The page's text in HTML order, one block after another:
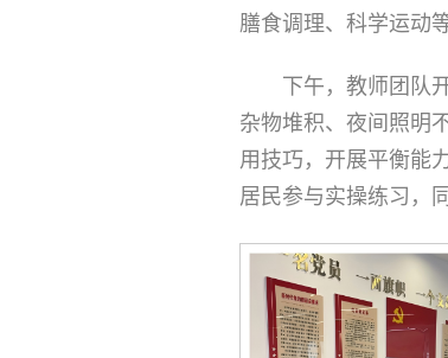
膳食调理、科学运动
下午，教师团队
杂物堆积、夜间照明
用技巧，开展平衡能
居民参与实操练习，